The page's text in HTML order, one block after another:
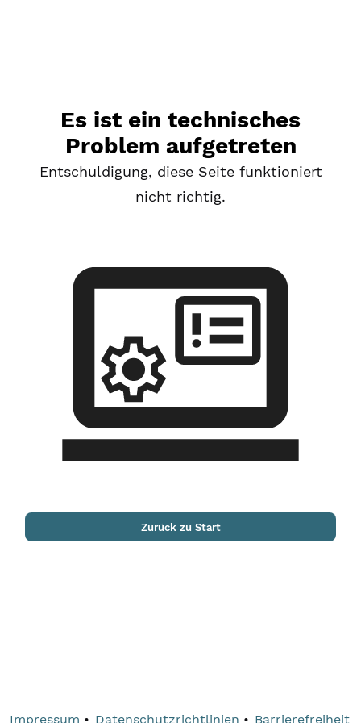
Es ist ein technisches
Problem aufgetreten
Entschuldigung, diese Seite funktioniert
nicht richtig.
Zurück zu Start
Impressum Datenschutzrichtlinien Barrierefreiheit